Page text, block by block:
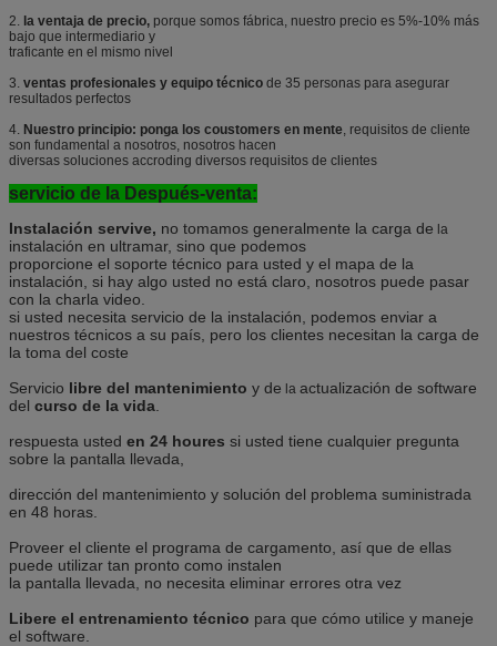
2. la ventaja de precio, porque somos fábrica, nuestro precio es 5%-10% más
bajo que intermediario y
traficante en el mismo nivel
3. ventas profesionales y equipo técnico de 35 personas para asegurar
resultados perfectos
4. Nuestro principio: ponga los coustomers en mente, requisitos de cliente
son fundamental a nosotros, nosotros hacen
diversas soluciones accroding diversos requisitos de clientes
servicio de la Después-venta:
Instalación servive, no tomamos generalmente la carga de la
instalación en ultramar, sino que podemos
proporcione el soporte técnico para usted y el mapa de la
instalación, si hay algo usted no está claro, nosotros puede pasar
con la charla video.
si usted necesita servicio de la instalación, podemos enviar a
nuestros técnicos a su país, pero los clientes necesitan la carga de
la toma del coste
Servicio libre del mantenimiento y de la actualización de software
del curso de la vida
respuesta usted en 24 houres si usted tiene cualquier pregunta
sobre la pantalla llevada,
dirección del mantenimiento y solución del problema suministrada
en 48 horas.
Proveer el cliente el programa de cargamento, así que de ellas
puede utilizar tan pronto como instalen
la pantalla llevada, no necesita eliminar errores otra vez
Libere el entrenamiento técnico para que cómo utilice y maneje
el software.